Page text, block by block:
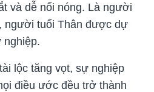
và dễ nổi nóng. Là người
người tuổi Thân được dự
nghiệp.
lộc tăng vọt, sự nghiệp
điều ước đều trở thành